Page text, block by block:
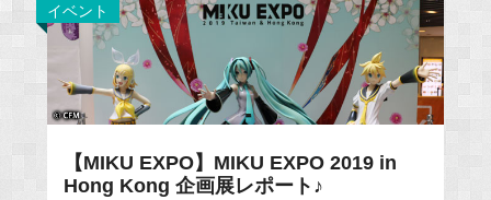
イベント
【MIKU EXPO】MIKU EXPO 2019 in
Hong Kong 企画展レポート♪